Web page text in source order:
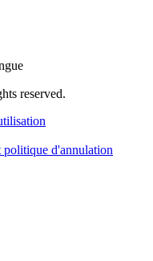
reserved.
politique d'annulation